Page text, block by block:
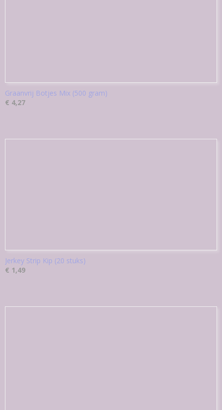
Graanvrij Botjes Mix (500 gram)
€ 4,27
Jerkey Strip Kip (20 stuks)
€ 1,49